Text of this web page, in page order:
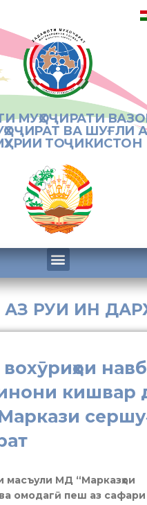
МУҲОҶИРАТИ
ВА ШУҒЛИ
ТОҶИКИСТОН
АЗ РУИ ИН
вохӯриҳои
кишвар
масъули МД “Марказҳои
омодагӣ пеш аз сафари